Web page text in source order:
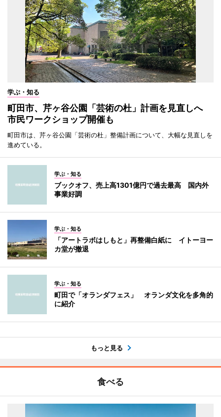
学ぶ・知る
町田市、芹ヶ谷公園「芸術の杜」計画を見直しへ
市民ワークショップ開催も
町田市は、芹ヶ谷公園「芸術の杜」整備計画について、大幅な見直しを
進めている。
学ぶ・知る
ブックオフ、売上高1301億円で過去最高 国内外
事業好調
学ぶ・知る
「アートラボはしもと」再整備白紙に イトーヨー
カ堂が撤退
学ぶ・知る
町田で「オランダフェス」 オランダ文化を多角的
に紹介
もっと見る
食べる